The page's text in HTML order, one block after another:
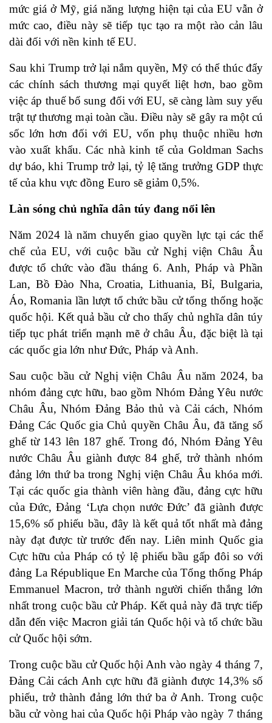
mức giá ở Mỹ, giá năng lượng hiện tại của EU vẫn ở
mức cao, điều này sẽ tiếp tục tạo ra một rào cản lâu
dài đối với nền kinh tế EU.
Sau khi Trump trở lại nắm quyền, Mỹ có thể thúc đẩy
các chính sách thương mại quyết liệt hơn, bao gồm
việc áp thuế bổ sung đối với EU, sẽ càng làm suy yếu
trật tự thương mại toàn cầu. Điều này sẽ gây ra một cú
sốc lớn hơn đối với EU, vốn phụ thuộc nhiều hơn
vào xuất khẩu. Các nhà kinh tế của Goldman Sachs
dự báo, khi Trump trở lại, tỷ lệ tăng trưởng GDP thực
tế của khu vực đồng Euro sẽ giảm 0,5%.
Làn sóng chủ nghĩa dân túy đang nổi lên
Năm 2024 là năm chuyển giao quyền lực tại các thể
chế của EU, với cuộc bầu cử Nghị viện Châu Âu
được tổ chức vào đầu tháng 6. Anh, Pháp và Phần
Lan, Bồ Đào Nha, Croatia, Lithuania, Bỉ, Bulgaria,
Áo, Romania lần lượt tổ chức bầu cử tổng thống hoặc
quốc hội. Kết quả bầu cử cho thấy chủ nghĩa dân túy
tiếp tục phát triển mạnh mẽ ở châu Âu, đặc biệt là tại
các quốc gia lớn như Đức, Pháp và Anh.
Sau cuộc bầu cử Nghị viện Châu Âu năm 2024, ba
nhóm đảng cực hữu, bao gồm Nhóm Đảng Yêu nước
Châu Âu, Nhóm Đảng Bảo thủ và Cải cách, Nhóm
Đảng Các Quốc gia Chủ quyền Châu Âu, đã tăng số
ghế từ 143 lên 187 ghế. Trong đó, Nhóm Đảng Yêu
nước Châu Âu giành được 84 ghế, trở thành nhóm
đảng lớn thứ ba trong Nghị viện Châu Âu khóa mới.
Tại các quốc gia thành viên hàng đầu, đảng cực hữu
của Đức, Đảng ‘Lựa chọn nước Đức’ đã giành được
15,6% số phiếu bầu, đây là kết quả tốt nhất mà đảng
này đạt được từ trước đến nay. Liên minh Quốc gia
Cực hữu của Pháp có tỷ lệ phiếu bầu gấp đôi so với
đảng La République En Marche của Tổng thống Pháp
Emmanuel Macron, trở thành người chiến thắng lớn
nhất trong cuộc bầu cử Pháp. Kết quả này đã trực tiếp
dẫn đến việc Macron giải tán Quốc hội và tổ chức bầu
cử Quốc hội sớm.
Trong cuộc bầu cử Quốc hội Anh vào ngày 4 tháng 7,
Đảng Cải cách Anh cực hữu đã giành được 14,3% số
phiếu, trở thành đảng lớn thứ ba ở Anh. Trong cuộc
bầu cử vòng hai của Quốc hội Pháp vào ngày 7 tháng